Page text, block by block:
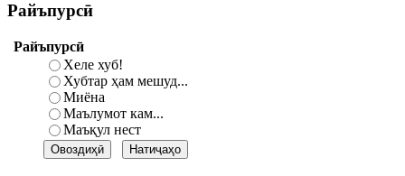
Райъпурсӣ
Райъпурсӣ
Хеле хуб!
Хубтар ҳам мешуд...
Миёна
Маълумот кам...
Маъқул нест